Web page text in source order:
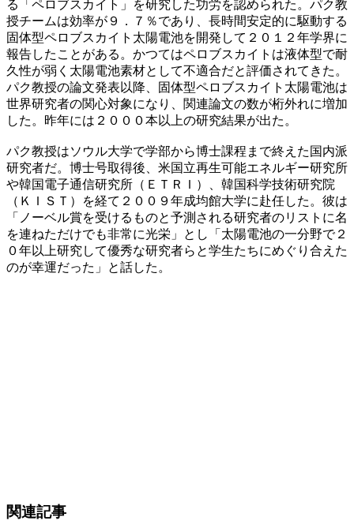
る「ペロブスカイト」を研究した功労を認められた。パク教
授チームは効率が９．７％であり、長時間安定的に駆動する
固体型ペロブスカイト太陽電池を開発して２０１２年学界に
報告したことがある。かつてはペロブスカイトは液体型で耐
久性が弱く太陽電池素材として不適合だと評価されてきた。
パク教授の論文発表以降、固体型ペロブスカイト太陽電池は
世界研究者の関心対象になり、関連論文の数が桁外れに増加
した。昨年には２０００本以上の研究結果が出た。
パク教授はソウル大学で学部から博士課程まで終えた国内派
研究者だ。博士号取得後、米国立再生可能エネルギー研究所
や韓国電子通信研究所（ＥＴＲＩ）、韓国科学技術研究院
（ＫＩＳＴ）を経て２００９年成均館大学に赴任した。彼は
「ノーベル賞を受けるものと予測される研究者のリストに名
を連ねただけでも非常に光栄」とし「太陽電池の一分野で２
０年以上研究して優秀な研究者らと学生たちにめぐり合えた
のが幸運だった」と話した。
関連記事